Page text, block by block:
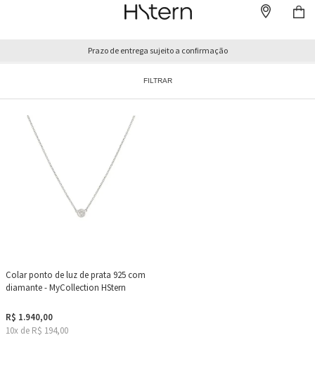
Prazo de entrega sujeito a confirmação
FILTRAR
Colar ponto de luz de prata 925 com
diamante - MyCollection HStern
R$ 1.940,00
10x de R$ 194,00